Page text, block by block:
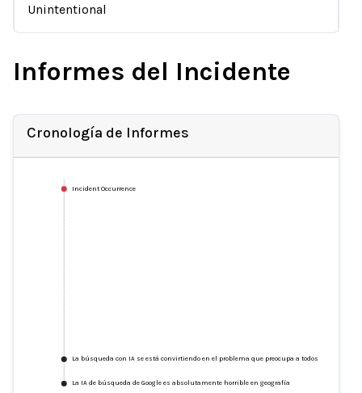
Unintentional
Informes del Incidente
Cronología de Informes
Incident Occurrence
La búsqueda con IA se está convirtiendo en el problema que preocupa a todos
La IA de búsqueda de Google es absolutamente horrible en geografía